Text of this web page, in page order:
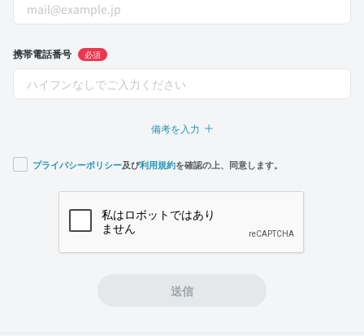
携帯電話番号 必須
備考を入力
プライバシーポリシー及び利用規約を確認の上、同意します。
送信